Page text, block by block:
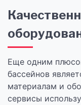
Еще одним
бассейнов
материалам и
сервисы